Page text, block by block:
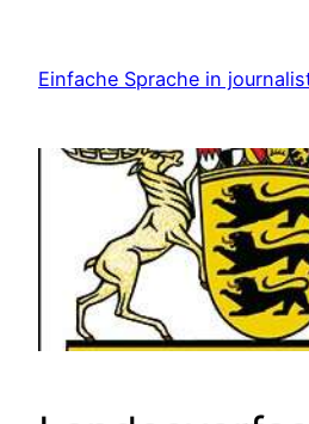
springen
Einfache Sprache in